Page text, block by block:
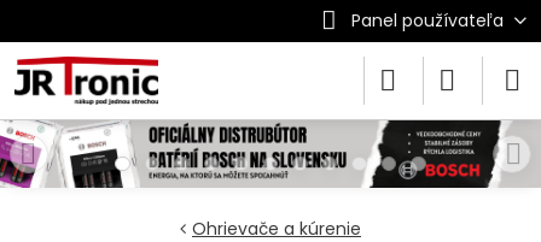
Panel používateľa
Ohrievače a kúrenie